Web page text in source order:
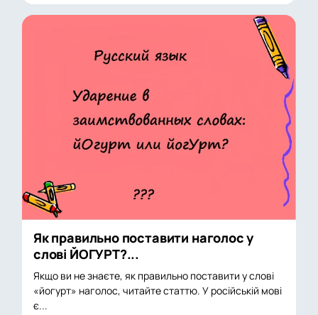
Як правильно поставити наголос у
слові ЙОГУРТ?...
Якщо ви не знаєте, як правильно поставити у слові
«йогурт» наголос, читайте статтю. У російській мові
є...